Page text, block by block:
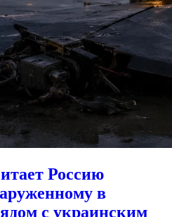
Россию
в
с украинским